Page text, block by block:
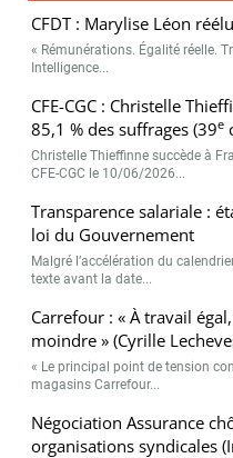
CFDT : Marylise Léon
« Rémunérations. Égalité réelle.
Intelligence...
CFE-CGC : Christelle
85,1 % des suffrages (39e
Christelle Thieffinne succède à
CFE-CGC le 10/06/2026...
Transparence salariale :
loi du Gouvernement
Malgré l’accélération du
texte avant la date...
Carrefour : « À travail
moindre » (Cyrille
« Le principal point de tension
magasins Carrefour...
Négociation Assurance
organisations syndicales